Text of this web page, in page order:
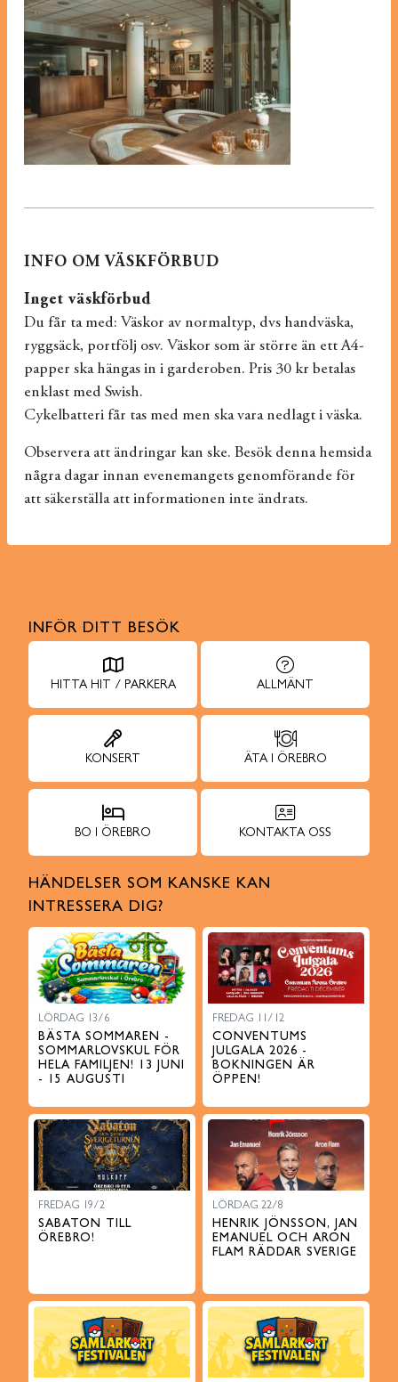
INFO OM VÄSKFÖRBUD
Inget väskförbud
Du får ta med: Väskor av normaltyp, dvs handväska,
ryggsäck, portfölj osv. Väskor som är större än ett A4-
papper ska hängas in i garderoben. Pris 30 kr betalas
enklast med Swish.
Cykelbatteri får tas med men ska vara nedlagt i väska.
Observera att ändringar kan ske. Besök denna hemsida
några dagar innan evenemangets genomförande för
att säkerställa att informationen inte ändrats.
INFÖR DITT BESÖK
HITTA HIT / PARKERA ALLMÄNT
KONSERT ÄTA I ÖREBRO
BO I ÖREBRO KONTAKTA OSS
HÄNDELSER SOM KANSKE KAN
INTRESSERA DIG?
LÖRDAG 13/6
BÄSTA SOMMAREN -
SOMMARLOVSKUL FÖR
HELA FAMILJEN! 13 JUNI
- 15 AUGUSTI
FREDAG 11/12
CONVENTUMS
JULGALA 2026 -
BOKNINGEN ÄR
ÖPPEN!
FREDAG 19/2
SABATON TILL
ÖREBRO!
LÖRDAG 22/8
HENRIK JÖNSSON, JAN
EMANUEL OCH ARON
FLAM RÄDDAR SVERIGE